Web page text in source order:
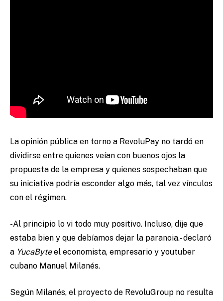
La opinión pública en torno a RevoluPay no tardó en
dividirse entre quienes veían con buenos ojos la
propuesta de la empresa y quienes sospechaban que
su iniciativa podría esconder algo más, tal vez vínculos
con el régimen.
-Al principio lo vi todo muy positivo. Incluso, dije que
estaba bien y que debíamos dejar la paranoia.- declaró
a YucaByteel economista, empresario y youtuber
cubano Manuel Milanés.
Según Milanés, el proyecto de RevoluGroup no resulta